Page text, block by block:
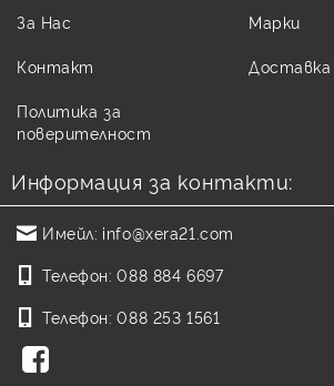
За Нас
Контакт
Политика за
поверителност
Марки
Доставка
Информация за контакти:
Имейл: info@xera21.com
Телефон: 088 884 6697
Телефон: 088 253 1561